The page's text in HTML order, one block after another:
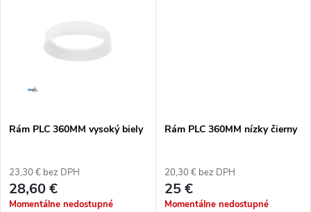
o
v
Rám PLC 360MM vysoký biely
23,30 € bez DPH
28,60 €
Momentálne nedostupné
Rám PLC 360MM nízky čierny
20,30 € bez DPH
25 €
Momentálne nedostupné